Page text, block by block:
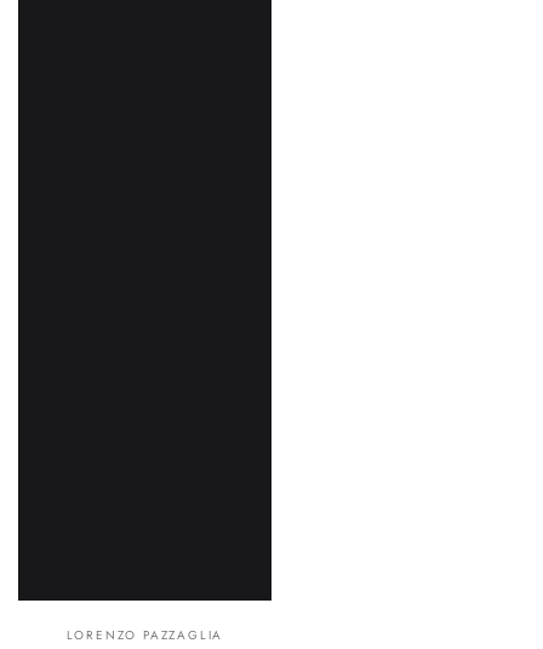
LORENZO PAZZAGLIA